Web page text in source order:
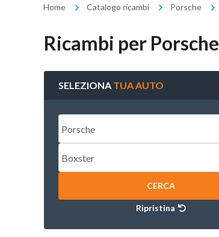
Home Catalogo ricambi Porsche
Ricambi per Porsche
SELEZIONA TUA AUTO
CERCA
Ripristina